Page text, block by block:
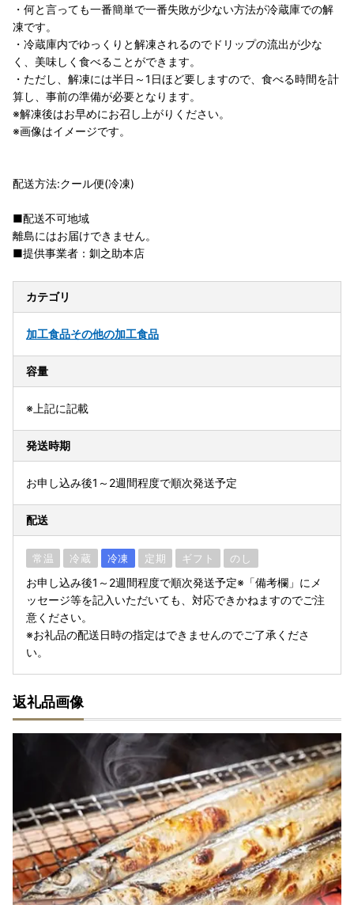
・何と言っても一番簡単で一番失敗が少ない方法が冷蔵庫での解
凍です。
・冷蔵庫内でゆっくりと解凍されるのでドリップの流出が少な
く、美味しく食べることができます。
・ただし、解凍には半日～1日ほど要しますので、食べる時間を計
算し、事前の準備が必要となります。
※解凍後はお早めにお召し上がりください。
※画像はイメージです。
配送方法:クール便(冷凍)
■配送不可地域
離島にはお届けできません。
■提供事業者：釧之助本店
カテゴリ
加工食品その他の加工食品
容量
※上記に記載
発送時期
お申し込み後1～2週間程度で順次発送予定
配送
常温 冷蔵 冷凍 定期 ギフト のし
お申し込み後1～2週間程度で順次発送予定※「備考欄」にメ
ッセージ等を記入いただいても、対応できかねますのでご注
意ください。
※お礼品の配送日時の指定はできませんのでご了承くださ
い。
返礼品画像